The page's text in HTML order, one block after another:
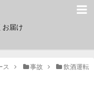
お届け
ス 事故 飲酒運転